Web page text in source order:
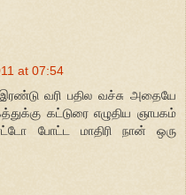
at 07:54
வரி பதில வச்சு அதையே
கட்டுரை எழுதிய ஞாபகம்
போட்ட மாதிரி நான் ஒரு